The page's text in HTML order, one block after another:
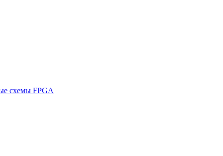
схемы FPGA